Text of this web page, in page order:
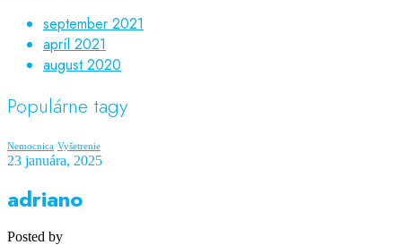
september 2021
apríl 2021
august 2020
Populárne tagy
Nemocnica Vyšetrenie
23 januára, 2025
adriano
Posted by